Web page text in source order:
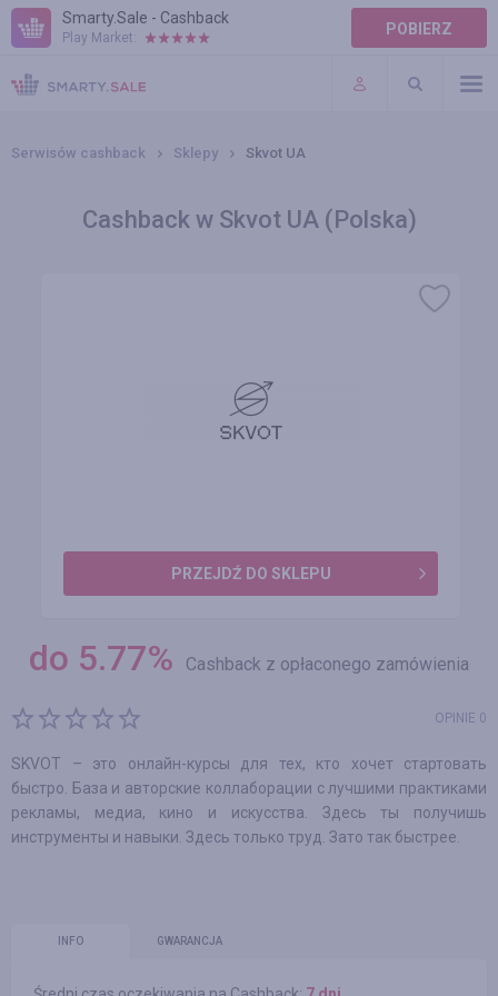
Smarty.Sale - Cashback
Play Market: POBIERZ
POMOC
WARUNKI
Serwisów cashback Sklepy Skvot UA
Cashback w Skvot UA (Polska)
PRZEJDŹ DO SKLEPU
do 5.77% Cashback z opłaconego zamówienia
OPINIE 0
SKVOT – это онлайн-курсы для тех, кто хочет стартовать
быстро. База и авторские коллаборации с лучшими практиками
рекламы, медиа, кино и искусства. Здесь ты получишь
инструменты и навыки. Здесь только труд. Зато так быстрее.
INFO GWARANCJA